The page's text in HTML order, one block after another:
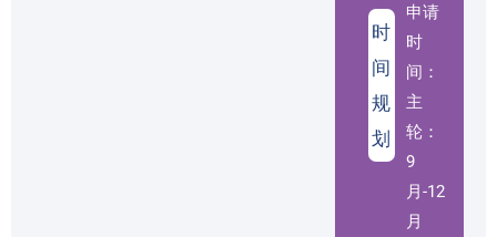
时
间
规
划
申请
时
间：
主
轮：
9
月-12
月